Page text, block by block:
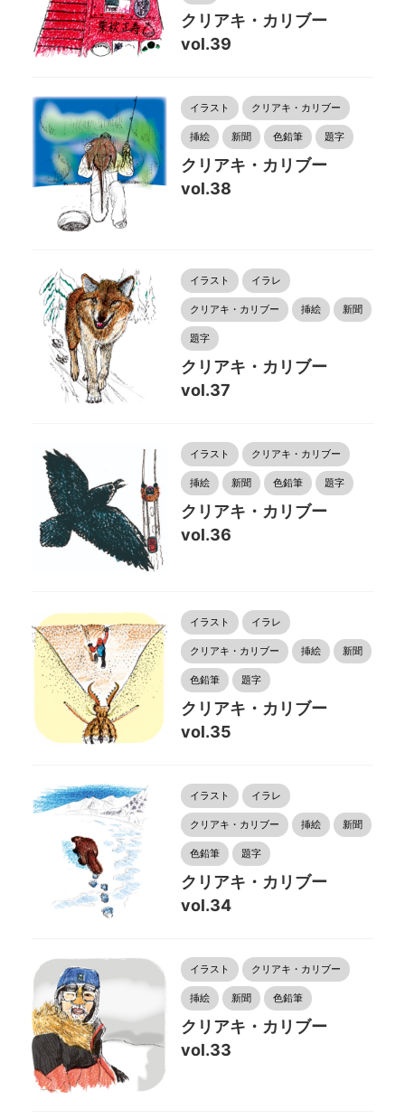
クリアキ・カリブー
vol.39
イラスト クリアキ・カリブー
挿絵 新聞 色鉛筆 題字
クリアキ・カリブー
vol.38
イラスト イラレ
クリアキ・カリブー 挿絵 新聞
題字
クリアキ・カリブー
vol.37
イラスト クリアキ・カリブー
挿絵 新聞 色鉛筆 題字
クリアキ・カリブー
vol.36
イラスト イラレ
クリアキ・カリブー 挿絵 新聞
色鉛筆 題字
クリアキ・カリブー
vol.35
イラスト イラレ
クリアキ・カリブー 挿絵 新聞
色鉛筆 題字
クリアキ・カリブー
vol.34
イラスト クリアキ・カリブー
挿絵 新聞 色鉛筆
クリアキ・カリブー
vol.33